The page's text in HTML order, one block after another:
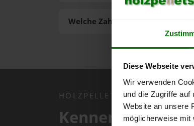
Diese Webseite
Wir verwenden
und die Zugriffe
Website an unsere
möglicherweise mit
Welche Zahlungsarten gibt es?
HOLZPELLETS.NET APP
Kennen Sie